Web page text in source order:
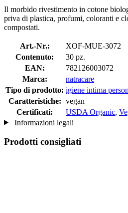
Il morbido rivestimento in cotone
priva di plastica, profumi, coloranti e
compostati.
Art.-Nr.:
XOF-MUE-3072
Contenuto:
30 pz.
EAN:
782126003072
Marca:
natracare
Tipo di prodotto: igiene intima
Caratteristiche: vegan
Certificati:
USDA Organic,
Informazioni legali
Prodotti consigliati